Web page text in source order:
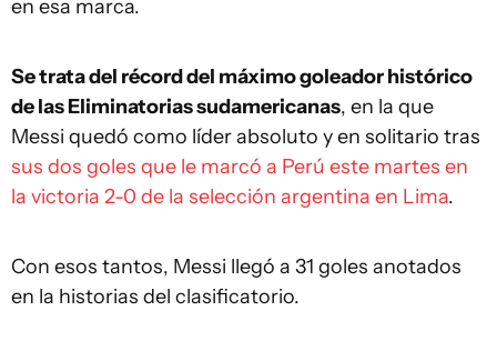
en esa marca.
Se trata del récord del máximo goleador histórico
de las Eliminatorias sudamericanas, en la que
Messi quedó como líder absoluto y en solitario tras
sus dos goles que le marcó a Perú este martes en
la victoria 2-0 de la selección argentina en Lima.
Con esos tantos, Messi llegó a 31 goles anotados
en la historias del clasificatorio.